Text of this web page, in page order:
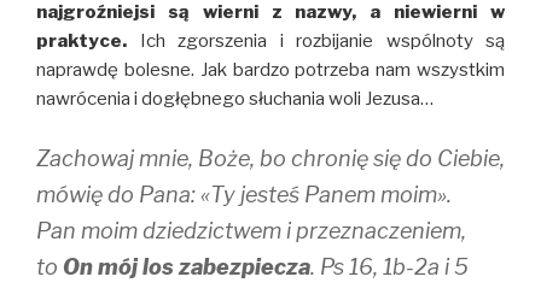
najgroźniejsi są wierni z nazwy, a niewierni w
praktyce. Ich zgorszenia i rozbijanie wspólnoty są
naprawdę bolesne. Jak bardzo potrzeba nam wszystkim
nawrócenia i dogłębnego słuchania woli Jezusa…
Zachowaj mnie, Boże, bo chronię się do Ciebie,
mówię do Pana: «Ty jesteś Panem moim».
Pan moim dziedzictwem i przeznaczeniem,
to On mój los zabezpiecza. Ps 16, 1b-2a i 5